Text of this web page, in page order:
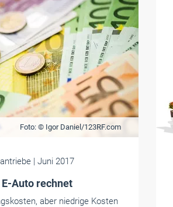
Foto: © Igor Daniel/123RF.com
| Juni 2017
Auto rechnet
aber niedrige Kosten